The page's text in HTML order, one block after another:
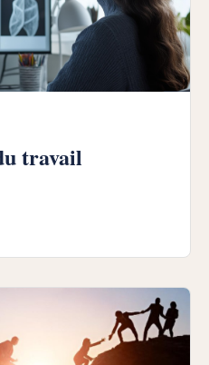
travail